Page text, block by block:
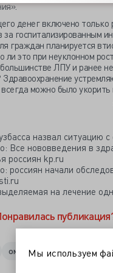
денег включено только
за госпитализированным
граждан планируется
ли это при неуклонном
ЛПУ и ранее
Здравоохранение
можно было укорить
назвал ситуацию
Все нововведения в
россиян kp.ru
россиян начали
на лечение
омс программа
Мы используем